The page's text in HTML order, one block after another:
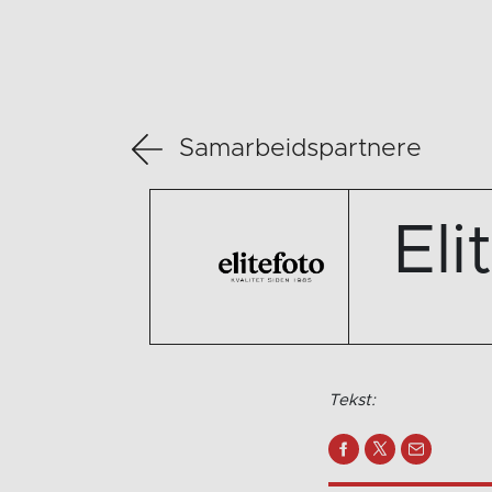
Samarbeidspartnere
Tekst: